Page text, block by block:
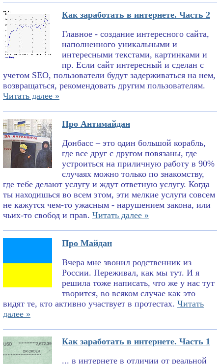
Как заработать в интернете. Часть 2
Главное - создание интересного сайта,
наполненного уникальными и
интересными текстами, картинками и
пр. Если сайт интересный и сделан с
учетом SEO, пользователи будут задерживаться на нем,
возвращаться, рекомендовать другим пользователям.
Читать далее »
Про Антимайдан
Донбасс – это один большой корабль,
где все друг с другом повязаны, где
устроиться на приличную работу в 90%
случаях можно только по знакомству,
где тебе делают услугу и ждут ответную услугу. Когда
ты находишься во всем этом, эти мелкие услуги совсем
не кажутся чем-то ужасным - нарушением закона, или
чьих-то свобод и прав. Читать далее »
Про Майдан
Вчера мне звонил родственник из
России. Переживал, как мы тут. И я
решила тоже написать, что же у нас тут
творится, во всяком случае как это
видят те, кто активно участвует в протестах. Читать
далее »
Как заработать в интернете. Часть 1
... в интернете в отличии от реальной